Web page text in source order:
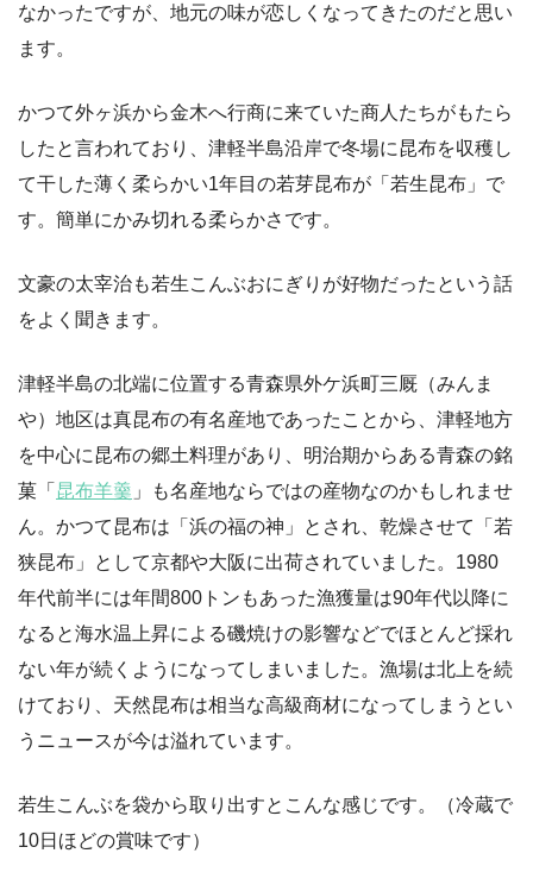
なかったですが、地元の味が恋しくなってきたのだと思い
ます。
かつて外ヶ浜から金木へ行商に来ていた商人たちがもたら
したと言われており、津軽半島沿岸で冬場に昆布を収穫し
て干した薄く柔らかい1年目の若芽昆布が「若生昆布」で
す。簡単にかみ切れる柔らかさです。
文豪の太宰治も若生こんぶおにぎりが好物だったという話
をよく聞きます。
津軽半島の北端に位置する青森県外ケ浜町三厩（みんま
や）地区は真昆布の有名産地であったことから、津軽地方
を中心に昆布の郷土料理があり、明治期からある青森の銘
菓「 昆布羊羹 」も名産地ならではの産物なのかもしれませ
ん。かつて昆布は「浜の福の神」とされ、乾燥させて「若
狭昆布」として京都や大阪に出荷されていました。1980
年代前半には年間800トンもあった漁獲量は90年代以降に
なると海水温上昇による磯焼けの影響などでほとんど採れ
ない年が続くようになってしまいました。漁場は北上を続
けており、天然昆布は相当な高級商材になってしまうとい
うニュースが今は溢れています。
若生こんぶを袋から取り出すとこんな感じです。（冷蔵で
10日ほどの賞味です）